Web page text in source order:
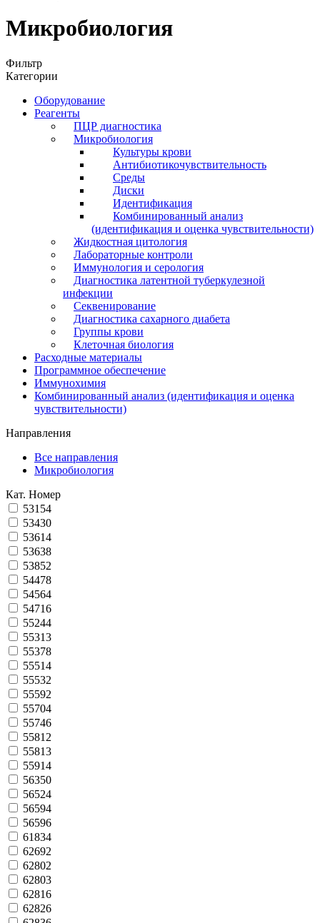
Микробиология
Фильтр
Категории
Оборудование
Реагенты
ПЦР диагностика
Микробиология
Культуры крови
Антибиотикочувствительность
Среды
Диски
Идентификация
Комбинированный анализ
(идентификация и оценка чувствительности)
Жидкостная цитология
Лабораторные контроли
Иммунология и серология
Диагностика латентной туберкулезной
инфекции
Секвенирование
Диагностика сахарного диабета
Группы крови
Клеточная биология
Расходные материалы
Программное обеспечение
Иммунохимия
Комбинированный анализ (идентификация и оценка
чувствительности)
Направления
Все направления
Микробиология
Кат. Номер
53154
53430
53614
53638
53852
54478
54564
54716
55244
55313
55378
55514
55532
55592
55704
55746
55812
55813
55914
56350
56524
56594
56596
61834
62692
62802
62803
62816
62826